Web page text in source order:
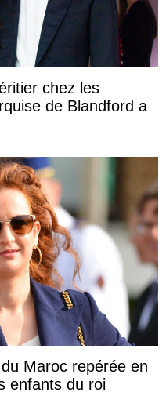
chez les
de Blandford a
Maroc repérée en
enfants du roi